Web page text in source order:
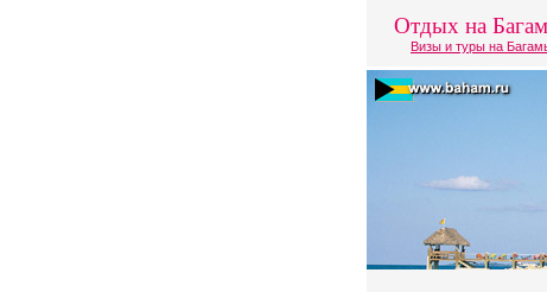
Отдых на
Визы и туры на